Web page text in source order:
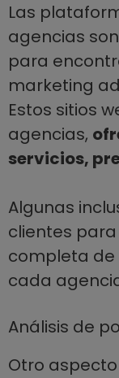
Las
agencias
para
marketing
Estos sitios
agencias,
servicios,
Algunas
clientes
completa de
cada
Análisis de
Otro